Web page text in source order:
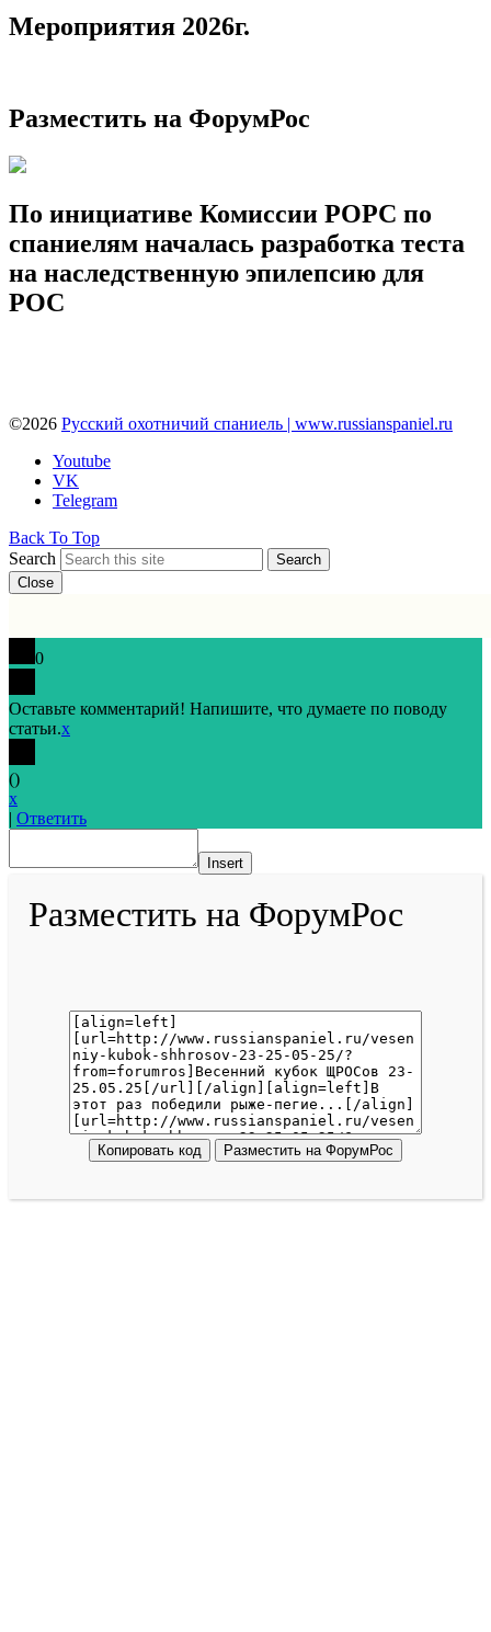
Мероприятия 2026г.
Разместить на ФорумРос
По инициативе Комиссии РОРС по
спаниелям началась разработка теста
на наследственную эпилепсию для
РОС
©2026 Русский охотничий спаниель | www.russianspaniel.ru
Youtube
VK
Telegram
Back To Top
Search
Search
Close
0
Оставьте комментарий! Напишите, что думаете по поводу
статьи.x
()
x
| Ответить
Insert
Разместить на ФорумРос